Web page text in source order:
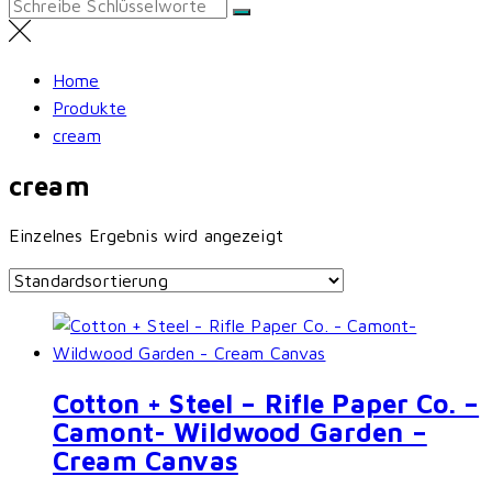
Search
for:
Home
Produkte
cream
cream
Einzelnes Ergebnis wird angezeigt
Cotton + Steel – Rifle Paper Co. –
Camont- Wildwood Garden –
Cream Canvas